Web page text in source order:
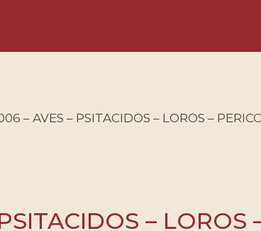
– AVES – PSITACIDOS – LOROS –
– LOROS